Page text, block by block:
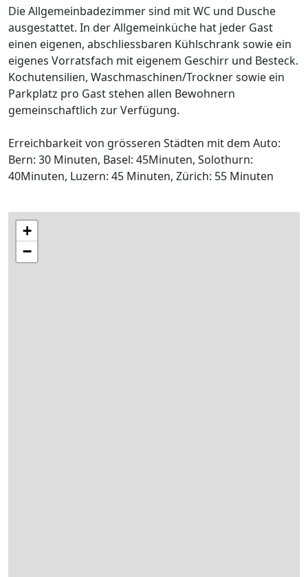
Die Allgemeinbadezimmer sind mit WC und Dusche
ausgestattet. In der Allgemeinküche hat jeder Gast
einen eigenen, abschliessbaren Kühlschrank sowie ein
eigenes Vorratsfach mit eigenem Geschirr und Besteck.
Kochutensilien, Waschmaschinen/Trockner sowie ein
Parkplatz pro Gast stehen allen Bewohnern
gemeinschaftlich zur Verfügung.
Erreichbarkeit von grösseren Städten mit dem Auto:
Bern: 30 Minuten, Basel: 45Minuten, Solothurn:
40Minuten, Luzern: 45 Minuten, Zürich: 55 Minuten
+
−